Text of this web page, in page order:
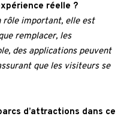
réelle ?
rôle important, elle est
remplacer, les
des applications peuvent
que les visiteurs se
d’attractions dans ce